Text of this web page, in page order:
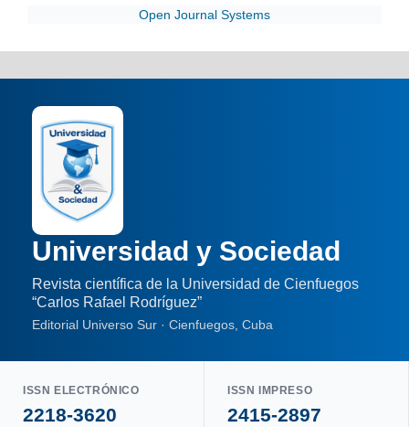
Open Journal Systems
Universidad y Sociedad
Revista científica de la Universidad de Cienfuegos
“Carlos Rafael Rodríguez”
Editorial Universo Sur · Cienfuegos, Cuba
ISSN ELECTRÓNICO
2218-3620
ISSN IMPRESO
2415-2897